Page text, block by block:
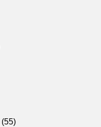
(55)